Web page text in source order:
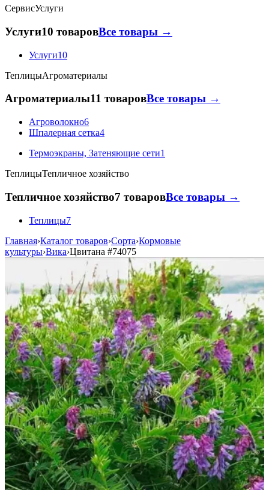
СервисУслуги
Услуги10 товаровВсе товары →
Услуги10
ТеплицыАгроматериалы
Агроматериалы11 товаровВсе товары →
Агроволокно6
Шпалерная сетка4
Термоэкраны, Затеняющие сети1
ТеплицыТепличное хозяйство
Тепличное хозяйство7 товаровВсе товары →
Теплицы7
Главная›Каталог товаров›Сорта›Кормовые
культуры›Вика›Цвитана #74075